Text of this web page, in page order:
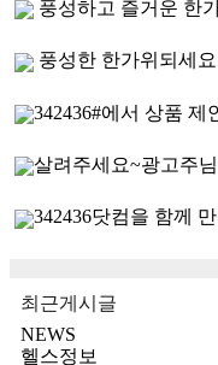
풍성하고 즐거운 한
풍성한 한가위되세
342436#에서 상품 제
살려주세요~광고주
342436닷컴을 함께
최근게시글
NEWS
헬스정보